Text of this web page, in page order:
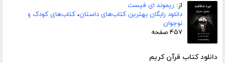
از: ریموند ای فیست
دانلود رایگان بهترین کتاب‌های داستان، کتاب‌های کودک و
نوجوان
۴۵۷ صفحه
دانلود کتاب قرآن کریم